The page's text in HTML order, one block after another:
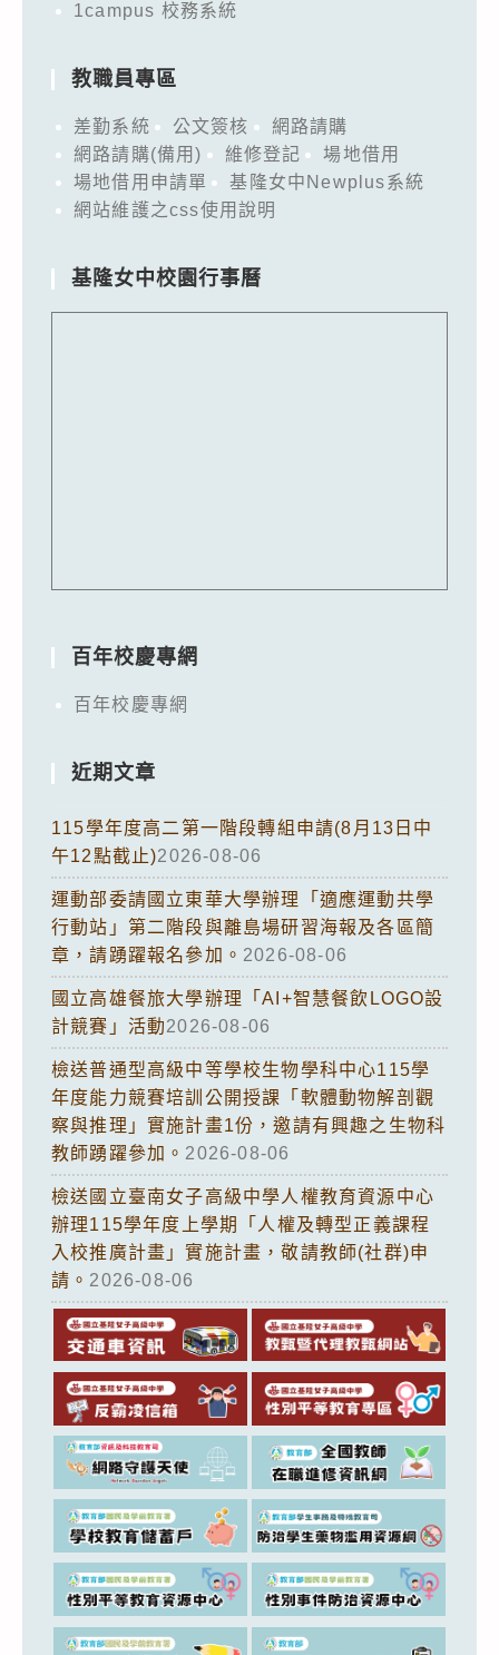
1campus 校務系統
教職員專區
差勤系統 公文簽核
網路請購
網路請購(備用)
維修登記
場地借用
場地借用申請單
基隆女中Newplus系統
網站維護之css使用說明
基隆女中校園行事曆
百年校慶專網
百年校慶專網
近期文章
115學年度高二第一階段轉組申請(8月13日中
午12點截止)2026-08-06
運動部委請國立東華大學辦理「適應運動共學
行動站」第二階段與離島場研習海報及各區簡
章，請踴躍報名參加。 2026-08-06
國立高雄餐旅大學辦理「AI+智慧餐飲LOGO設
計競賽」活動2026-08-06
檢送普通型高級中等學校生物學科中心115學
年度能力競賽培訓公開授課「軟體動物解剖觀
察與推理」實施計畫1份，邀請有興趣之生物科
教師踴躍參加。 2026-08-06
檢送國立臺南女子高級中學人權教育資源中心
辦理115學年度上學期「人權及轉型正義課程
入校推廣計畫」實施計畫，敬請教師(社群)申
請。 2026-08-06